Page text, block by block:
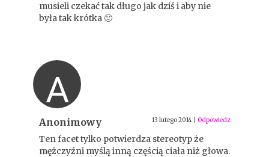
musieli czekać tak długo jak dziś i aby nie
była tak krótka 🙂
A
Anonimowy 13 lutego 2014 Odpowiedz
Ten facet tylko potwierdza stereotyp że
mężczyźni myślą inną częścią ciała niż głowa.